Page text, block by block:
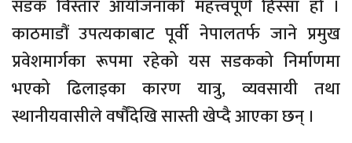
सडक विस्तार आयोजनाको महत्त्वपूर्ण हिस्सा हो ।
काठमाडौं उपत्यकाबाट पूर्वी नेपालतर्फ जाने प्रमुख
प्रवेशमार्गका रूपमा रहेको यस सडकको निर्माणमा
भएको ढिलाइका कारण यात्रु, व्यवसायी तथा
स्थानीयवासीले वर्षौंदेखि सास्ती खेप्दै आएका छन् ।